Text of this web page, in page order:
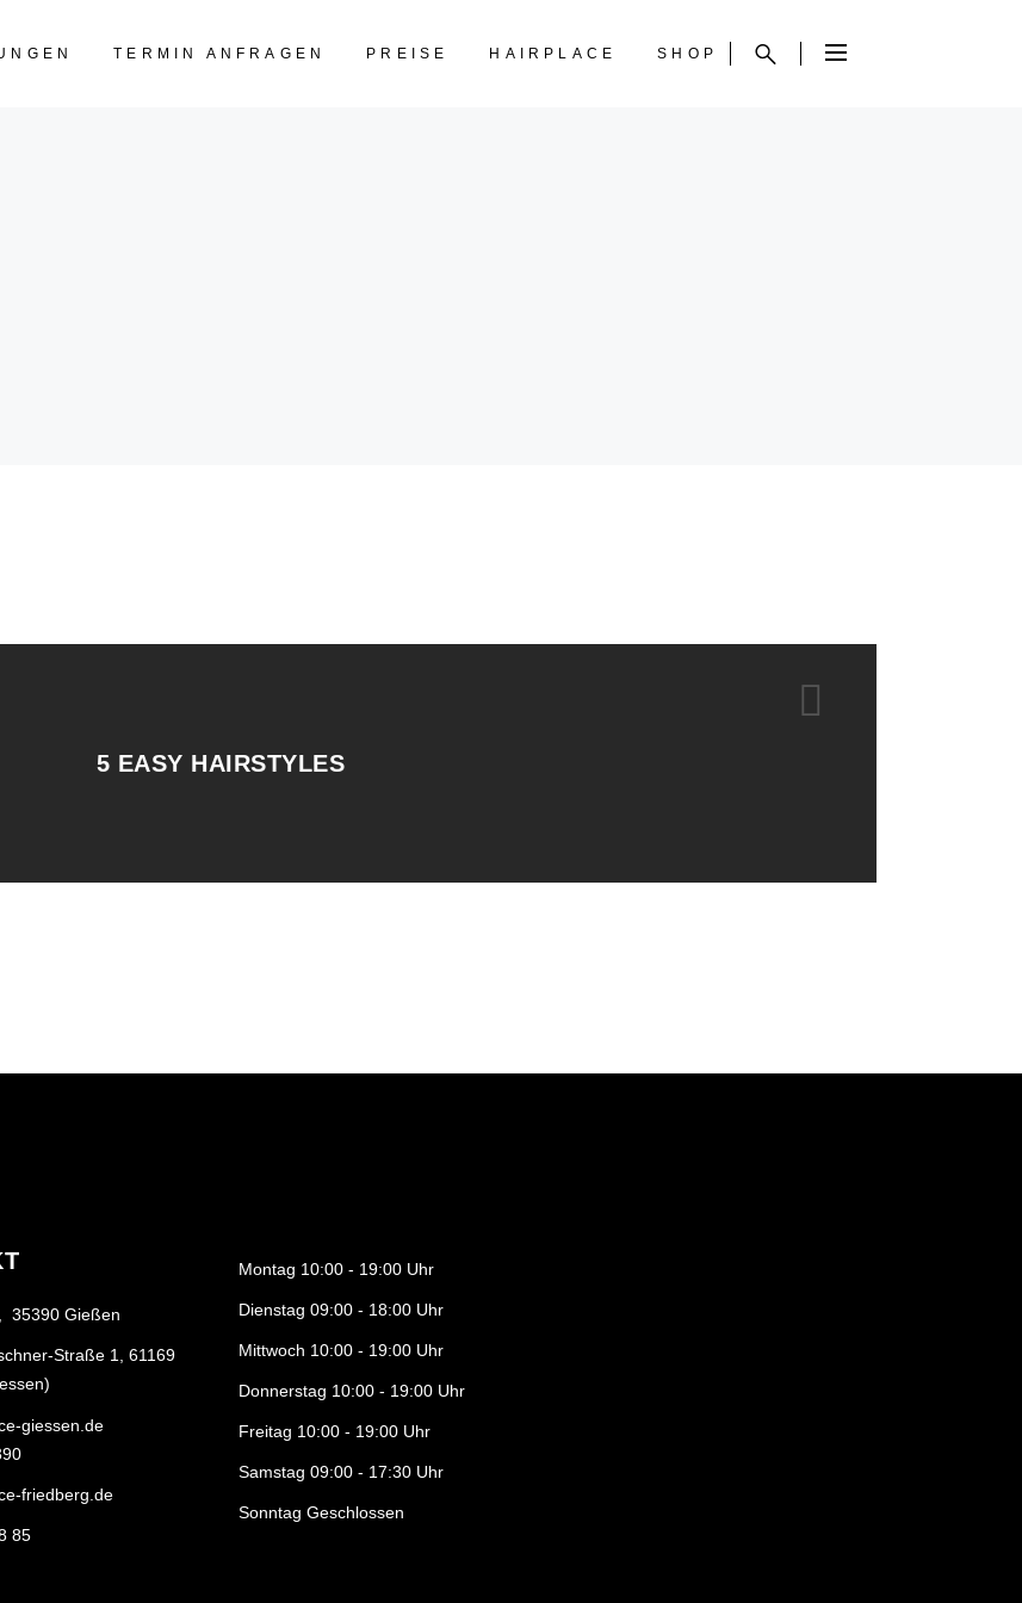
TERMIN ANFRAGEN PREISE HAIRPLACE SHOP
5 EASY HAIRSTYLES
35390 Gießen
Straße 1, 61169
giessen.de
friedberg.de
85
Montag 10:00 - 19:00 Uhr
Dienstag 09:00 - 18:00 Uhr
Mittwoch 10:00 - 19:00 Uhr
Donnerstag 10:00 - 19:00 Uhr
Freitag 10:00 - 19:00 Uhr
Samstag 09:00 - 17:30 Uhr
Sonntag Geschlossen